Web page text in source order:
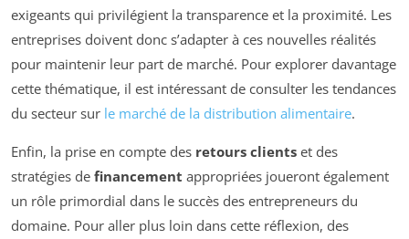
exigeants qui privilégient la transparence et la proximité. Les
entreprises doivent donc s’adapter à ces nouvelles réalités
pour maintenir leur part de marché. Pour explorer davantage
cette thématique, il est intéressant de consulter les tendances
du secteur sur le marché de la distribution alimentaire.
Enfin, la prise en compte des retours clients et des
stratégies de financement appropriées joueront également
un rôle primordial dans le succès des entrepreneurs du
domaine. Pour aller plus loin dans cette réflexion, des